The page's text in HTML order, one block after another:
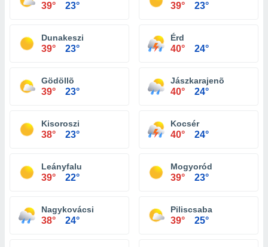
39° 23° 39° 23°
Dunakeszi
39° 23°
Érd
40° 24°
Gödöllõ
39° 23°
Jászkarajenõ
40° 24°
Kisoroszi
38° 23°
Kocsér
40° 24°
Leányfalu
39° 22°
Mogyoród
39° 23°
Nagykovácsi
38° 24°
Piliscsaba
39° 25°